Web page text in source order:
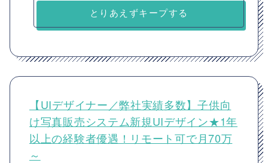
とりあえずキープする
【UIデザイナー／弊社実績多数】子供向
け写真販売システム新規UIデザイン★1年
以上の経験者優遇！リモート可で月70万
～